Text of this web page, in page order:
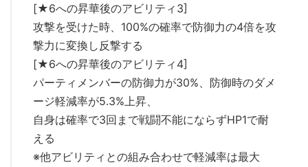
[★6への昇華後のアビリティ3]
攻撃を受けた時、100%の確率で防御力の4倍を攻
撃力に変換し反撃する
[★6への昇華後のアビリティ4]
パーティメンバーの防御力が30%、防御時のダメ
ージ軽減率が5.3%上昇、
自身は確率で3回まで戦闘不能にならずHP1で耐
える
※他アビリティとの組み合わせで軽減率は最大